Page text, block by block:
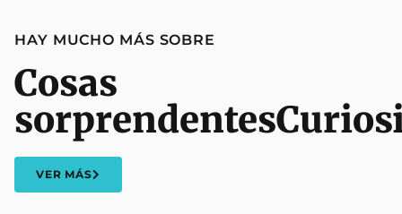
HAY MUCHO MÁS SOBRE
Cosas
sorprendentes
VER MÁS